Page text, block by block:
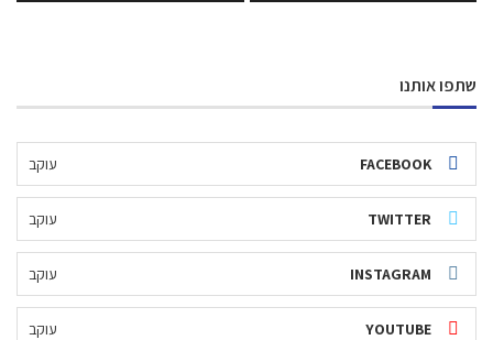
שתפו אותנו
FACEBOOK עוקב
TWITTER עוקב
INSTAGRAM עוקב
YOUTUBE עוקב